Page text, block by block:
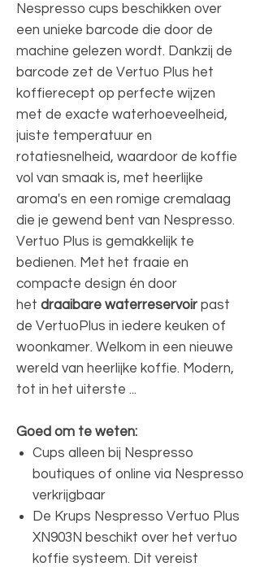
Nespresso cups beschikken over
een unieke barcode die door de
machine gelezen wordt. Dankzij de
barcode zet de Vertuo Plus het
koffierecept op perfecte wijzen
met de exacte waterhoeveelheid,
juiste temperatuur en
rotatiesnelheid, waardoor de koffie
vol van smaak is, met heerlijke
aroma's en een romige cremalaag
die je gewend bent van Nespresso.
Vertuo Plus is gemakkelijk te
bedienen. Met het fraaie en
compacte design én door
het draaibare waterreservoir past
de VertuoPlus in iedere keuken of
woonkamer. Welkom in een nieuwe
wereld van heerlijke koffie. Modern,
tot in het uiterste ...
Goed om te weten:
Cups alleen bij Nespresso
boutiques of online via Nespresso
verkrijgbaar
De Krups Nespresso Vertuo Plus
XN903N beschikt over het vertuo
koffie systeem. Dit vereist